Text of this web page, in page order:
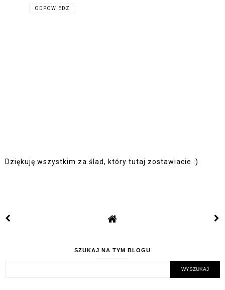
ODPOWIEDZ
Dziękuję wszystkim za ślad, który tutaj zostawiacie :)
SZUKAJ NA TYM BLOGU